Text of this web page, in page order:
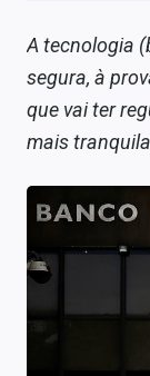
A tecnologia
segura, à
que vai ter
mais